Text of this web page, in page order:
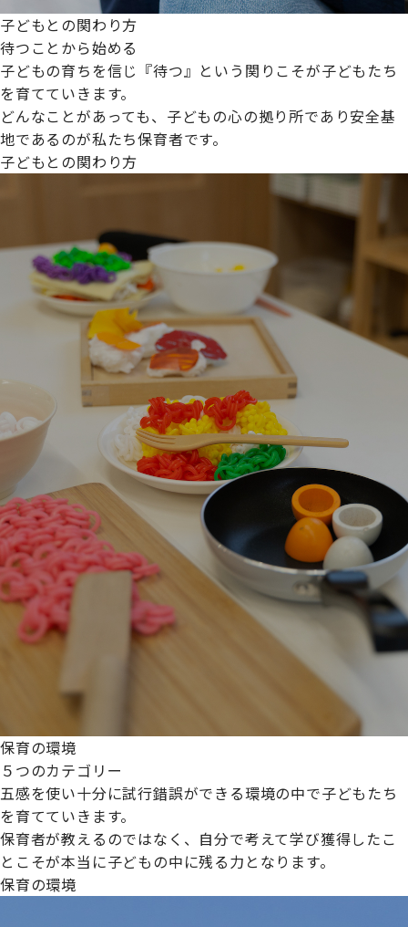
子どもとの関わり方
待つことから始める
子どもの育ちを信じ『待つ』という関りこそが子どもたち
を育てていきます。
どんなことがあっても、子どもの心の拠り所であり安全基
地であるのが私たち保育者です。
子どもとの関わり方
保育の環境
５つのカテゴリー
五感を使い十分に試行錯誤ができる環境の中で子どもたち
を育てていきます。
保育者が教えるのではなく、自分で考えて学び獲得したこ
とこそが本当に子どもの中に残る力となります。
保育の環境